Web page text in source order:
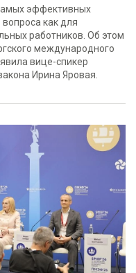
эффективных
как для
работников. Об этом
международного
вице-спикер
Ирина Яровая.